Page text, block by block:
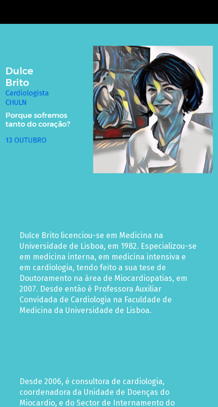
Dulce Brito licenciou-se em Medicina na
Universidade de Lisboa, em 1982. Especializou-se
em medicina interna, em medicina intensiva e
em cardiologia, tendo feito a sua tese de
Doutoramento na área de Miocardiopatias, em
2007. Desde então é Professora Auxiliar
Convidada de Cardiologia na Faculdade de
Medicina da Universidade de Lisboa.
Desde 2006, é consultora de cardiologia,
coordenadora da Unidade de Doenças do
Miocardio, e do Sector de Internamento do